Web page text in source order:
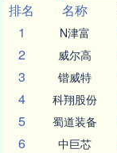
排名
名称
1
N津富
2 威尔高
3 锴威特
4 科翔股份
5 蜀道装备
6 中巨芯